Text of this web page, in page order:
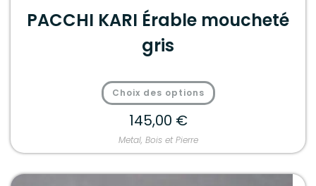
PACCHI KARI Érable moucheté
gris
Choix des options
145,00 €
Metal, Bois et Pierre